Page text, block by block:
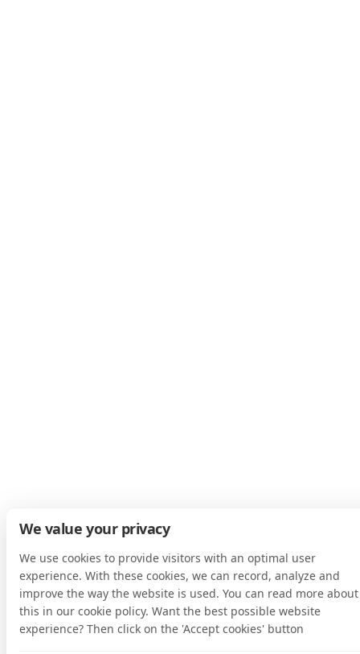
We value your privacy
We use cookies to provide visitors with an optimal user
experience. With these cookies, we can record, analyze and
improve the way the website is used. You can read more about
this in our cookie policy. Want the best possible website
experience? Then click on the 'Accept cookies' button